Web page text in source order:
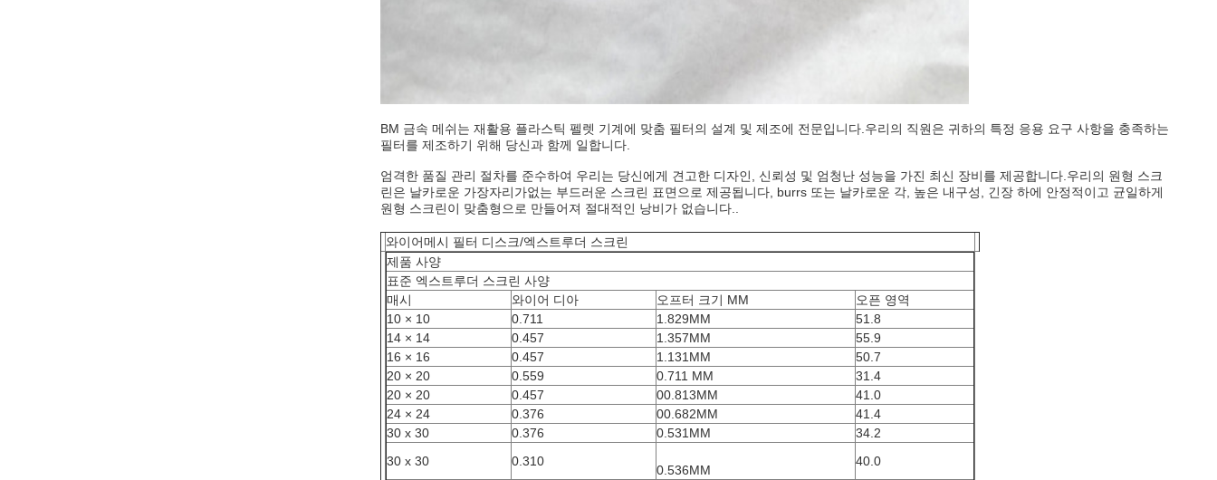
BM 금속 메쉬는 재활용 플라스틱 펠렛 기계에 맞춤 필터의 설계 및 제조에 전문입니다.우리의 직원은 귀하의 특정 응용 요구 사항을 충족하는
필터를 제조하기 위해 당신과 함께 일합니다.
엄격한 품질 관리 절차를 준수하여 우리는 당신에게 견고한 디자인, 신뢰성 및 엄청난 성능을 가진 최신 장비를 제공합니다.우리의 원형 스크
린은 날카로운 가장자리가없는 부드러운 스크린 표면으로 제공됩니다, burrs 또는 날카로운 각, 높은 내구성, 긴장 하에 안정적이고 균일하게
원형 스크린이 맞춤형으로 만들어져 절대적인 낭비가 없습니다..
와이어메시 필터 디스크/엑스트루더 스크린
제품 사양
표준 엑스트루더 스크린 사양
매시
와이어 디아 오프터 크기 MM
오픈 영역
10 × 10
0.711 1.829MM
51.8
14 × 14
0.457 1.357MM
55.9
16 × 16
0.457 1.131MM
50.7
20 × 20
0.559 0.711 MM
31.4
20 × 20
0.457 00.813MM
41.0
24 × 24
0.376 00.682MM
41.4
30 x 30
0.376 0.531MM
34.2
30 x 30
0.310
0.536MM
40.0